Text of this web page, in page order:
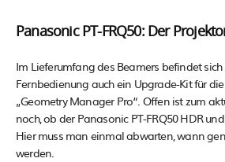
Panasonic PT-FRQ50: Der
Im Lieferumfang des Beamers befindet
Fernbedienung auch ein Upgrade-Kit für
„Geometry Manager Pro“. Offen ist zum
noch, ob der Panasonic PT-FRQ50 HDR
Hier muss man einmal abwarten, wann
werden.